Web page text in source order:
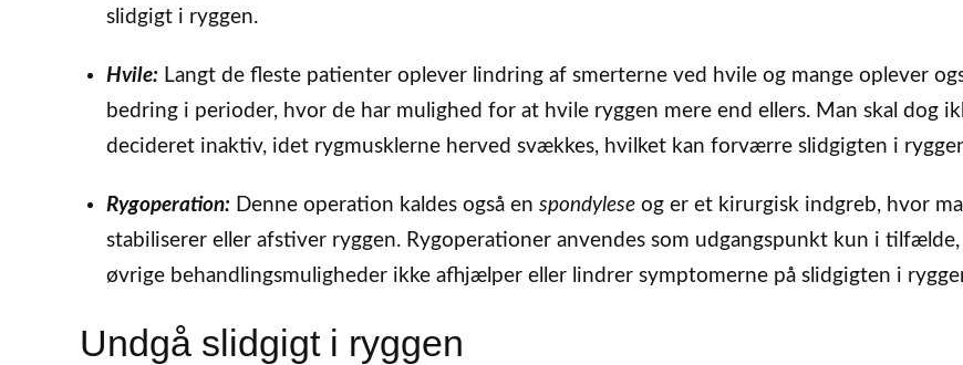
slidgigt i ryggen.
Hvile: Langt de fleste patienter oplever lindring af smerterne ved hvile og mange oplever
bedring i perioder, hvor de har mulighed for at hvile ryggen mere end ellers. Man skal dog
decideret inaktiv, idet rygmusklerne herved svækkes, hvilket kan forværre slidgigten i
Rygoperation: Denne operation kaldes også en spondyleseog er et kirurgisk indgreb, hvor
stabiliserer eller afstiver ryggen. Rygoperationer anvendes som udgangspunkt kun i
øvrige behandlingsmuligheder ikke afhjælper eller lindrer symptomerne på slidgigten i
Undgå slidgigt i ryggen